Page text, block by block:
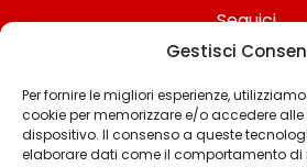
Gestisci
Per fornire le migliori esperienze,
cookie per memorizzare e/o accedere
dispositivo. Il consenso a queste
elaborare dati come il comportamento di
Seguici
Chi siamo